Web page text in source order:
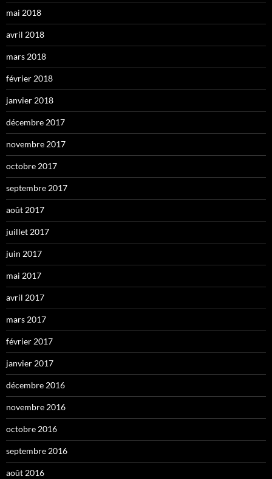
mai 2018
avril 2018
mars 2018
février 2018
janvier 2018
décembre 2017
novembre 2017
octobre 2017
septembre 2017
août 2017
juillet 2017
juin 2017
mai 2017
avril 2017
mars 2017
février 2017
janvier 2017
décembre 2016
novembre 2016
octobre 2016
septembre 2016
août 2016